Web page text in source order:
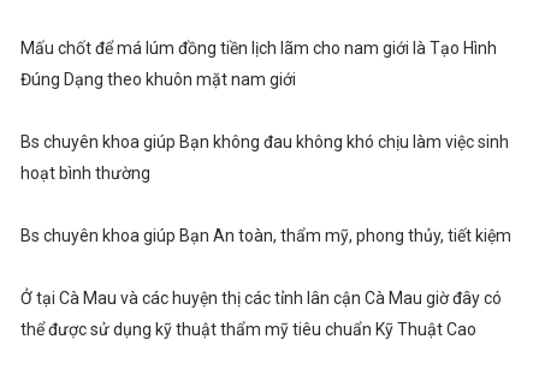
Mấu chốt để má lúm đồng tiền lịch lãm cho nam giới là Tạo Hình
Đúng Dạng theo khuôn mặt nam giới
Bs chuyên khoa giúp Bạn không đau không khó chịu làm việc sinh
hoạt bình thường
Bs chuyên khoa giúp Bạn An toàn, thẩm mỹ, phong thủy, tiết kiệm
Ở tại Cà Mau và các huyện thị các tỉnh lân cận Cà Mau giờ đây có
thể được sử dụng kỹ thuật thẩm mỹ tiêu chuẩn Kỹ Thuật Cao